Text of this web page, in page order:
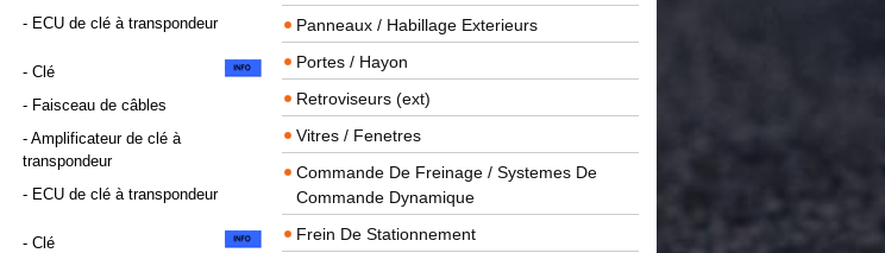
- ECU de clé à transpondeur
- Clé
- Faisceau de câbles
- Amplificateur de clé à
transpondeur
- ECU de clé à transpondeur
- Clé
Panneaux / Habillage Exterieurs
Portes / Hayon
Retroviseurs (ext)
Vitres / Fenetres
Commande De Freinage / Systemes De
Commande Dynamique
Frein De Stationnement